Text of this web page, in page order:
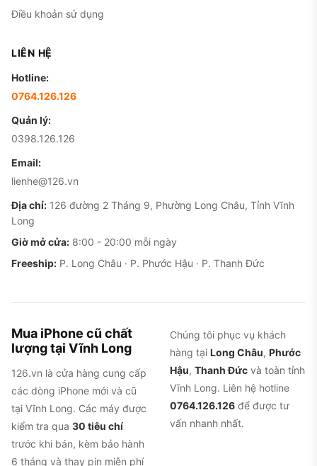
Điều khoản sử dụng
LIÊN HỆ
Hotline:
0764.126.126
Quản lý:
0398.126.126
Email:
lienhe@126.vn
Địa chỉ: 126 đường 2 Tháng 9, Phường Long Châu, Tỉnh Vĩnh
Long
Giờ mở cửa: 8:00 - 20:00 mỗi ngày
Freeship: P. Long Châu · P. Phước Hậu · P. Thanh Đức
Mua iPhone cũ chất
lượng tại Vĩnh Long
126.vn là cửa hàng cung cấp
các dòng iPhone mới và cũ
tại Vĩnh Long. Các máy được
kiểm tra qua 30 tiêu chí
trước khi bán, kèm bảo hành
6 tháng và thay pin miễn phí
Chúng tôi phục vụ khách
hàng tại Long Châu, Phước
Hậu, Thanh Đức và toàn tỉnh
Vĩnh Long. Liên hệ hotline
0764.126.126 để được tư
vấn nhanh nhất.